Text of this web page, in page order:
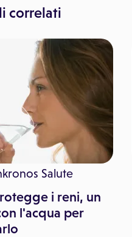
correlati
Salute
i reni, un
l'acqua per